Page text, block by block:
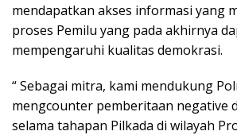
mendapatkan akses informasi yang
proses Pemilu yang pada akhirnya
mempengaruhi kualitas demokrasi.
“ Sebagai mitra, kami mendukung
mengcounter pemberitaan negative
selama tahapan Pilkada di wilayah